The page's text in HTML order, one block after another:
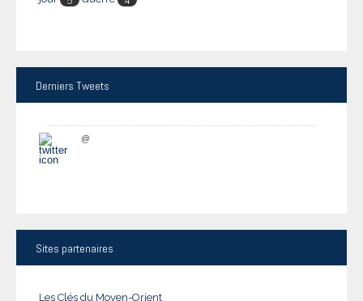
Derniers Tweets
@
Sites partenaires
Les Clés du Moyen-Orient